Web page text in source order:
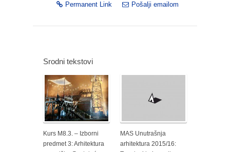
Permanent Link Pošalji emailom
Srodni tekstovi
Kurs M8.3. – Izborni
predmet 3: Arhitektura
MAS Unutrašnja
arhitektura 2015/16: